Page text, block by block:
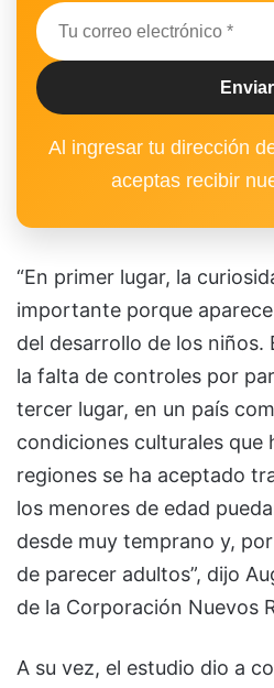
Al ingresar tu dirección
aceptas recibir
“En primer lugar, la
importante porque
del desarrollo de los niños.
la falta de controles por
tercer lugar, en un país
condiciones culturales que
regiones se ha aceptado
los menores de edad
desde muy temprano y,
de parecer adultos”, dijo
de la Corporación Nuevos
A su vez, el estudio dio a